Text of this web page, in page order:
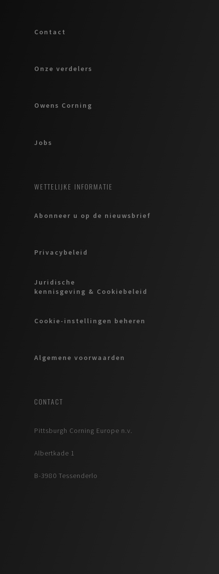
Contact
Onze verdelers
Owens Corning
Jobs
WETTELIJKE INFORMATIE
Abonneer u op de nieuwsbrief
Privacybeleid
Juridische
kennisgeving & Cookiebeleid
Cookie-instellingen beheren
Algemene voorwaarden
CONTACT
Pittsburgh Corning Europe n.v.
Albertkade 1
B-3980 Tessenderlo